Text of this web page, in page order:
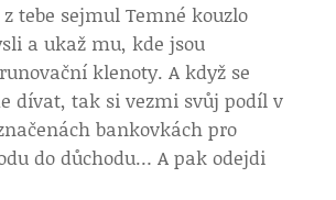
tebe sejmul Temné kouzlo
a ukaž mu, kde jsou
klenoty. A když se
dívat, tak si vezmi svůj podíl v
bankovkách pro
do důchodu… A pak odejdi